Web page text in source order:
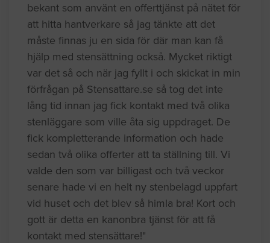
bekant som använt en offerttjänst på nätet för
att hitta hantverkare så jag tänkte att det
måste finnas ju en sida för där man kan få
hjälp med stensättning också. Mycket riktigt
var det så och när jag fyllt i och skickat in min
förfrågan på Stensattare.se så tog det inte
lång tid innan jag fick kontakt med två olika
stenläggare som ville åta sig uppdraget. De
fick kompletterande information och hade
sedan två olika offerter att ta ställning till. Vi
valde den som var billigast och två veckor
senare hade vi en helt ny stenbelagd uppfart
vid huset och det blev så himla bra! Kort och
gott är detta en kanonbra tjänst för att få
kontakt med stensättare!"